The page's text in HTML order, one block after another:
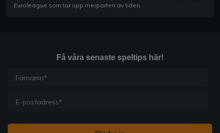
Euroleague som tar upp merparten av tiden.
Få våra senaste speltips här!